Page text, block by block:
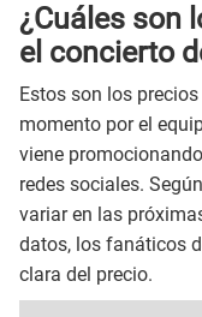
¿Cuáles son
el concierto
Estos son los
momento por el
viene
redes sociales.
variar en las
datos, los fanáticos
clara del precio.